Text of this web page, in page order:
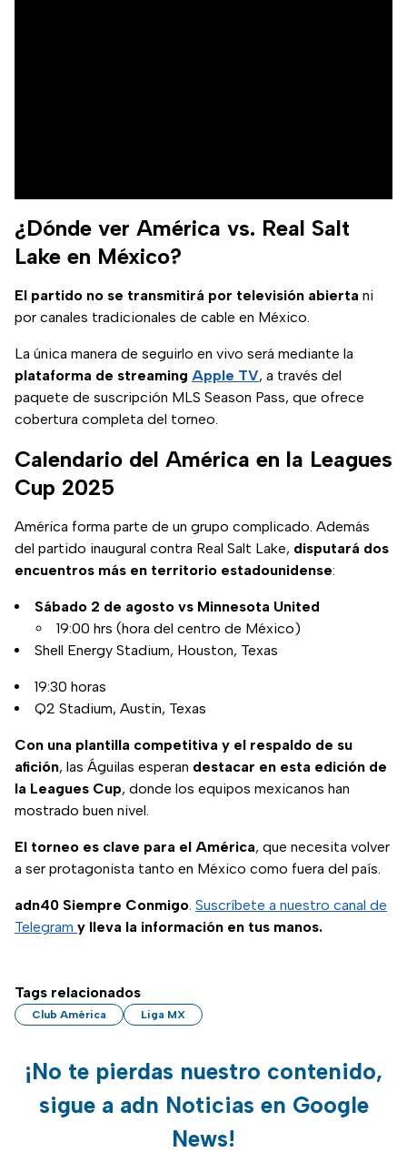
¿Dónde ver América vs. Real Salt
Lake en México?
El partido no se transmitirá por televisión abierta ni
por canales tradicionales de cable en México.
La única manera de seguirlo en vivo será mediante la
plataforma de streaming Apple TV, a través del
paquete de suscripción MLS Season Pass, que ofrece
cobertura completa del torneo.
Calendario del América en la Leagues
Cup 2025
América forma parte de un grupo complicado. Además
del partido inaugural contra Real Salt Lake, disputará dos
encuentros más en territorio estadounidense:
Sábado 2 de agosto vs Minnesota United
19:00 hrs (hora del centro de México)
Shell Energy Stadium, Houston, Texas
19:30 horas
Q2 Stadium, Austin, Texas
Con una plantilla competitiva y el respaldo de su
afición, las Águilas esperan destacar en esta edición de
la Leagues Cup, donde los equipos mexicanos han
mostrado buen nivel.
El torneo es clave para el América, que necesita volver
a ser protagonista tanto en México como fuera del país.
adn40 Siempre Conmigo. Suscríbete a nuestro canal de
Telegram y lleva la información en tus manos.
Tags relacionados
Club América Liga MX
¡No te pierdas nuestro contenido,
sigue a adn Noticias en Google
News!